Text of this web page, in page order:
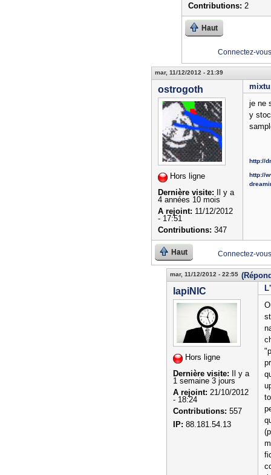
Contributions: 2
Haut
Connectez-vous
mar, 11/12/2012 - 21:39
ostrogoth
Hors ligne
Dernière visite: Il y a
4 années 10 mois
A rejoint: 11/12/2012
- 17:51
Contributions: 347
je ne
y
http://
http://
Haut Connectez-vous
mar, 11/12/2012 - 22:55
lapiNIC
Hors ligne
Dernière visite: Il y a
1 semaine 3 jours
A rejoint: 21/10/2012
- 18:24
Contributions: 557
IP: 88.181.54.13